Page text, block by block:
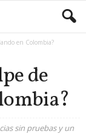
en Colombia?
de
sin pruebas y un